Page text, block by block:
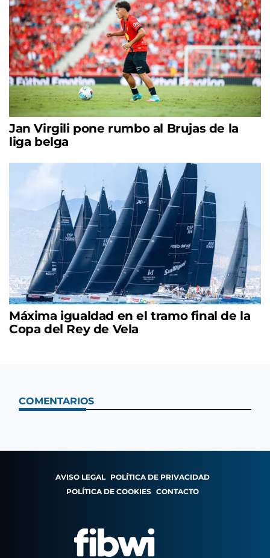
Jan Virgili pone rumbo al Brujas de la
liga belga
Máxima igualdad en el tramo final de la
Copa del Rey de Vela
COMENTARIOS
AVISO LEGAL POLÍTICA DE PRIVACIDAD
POLÍTICA DE COOKIES CONTACTO